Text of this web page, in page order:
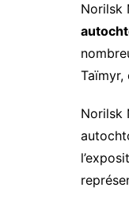
Norilsk
Taïmyr,
Norilsk